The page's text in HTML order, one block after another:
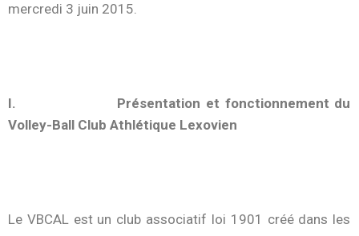
mercredi 3 juin 2015.
I. Présentation et fonctionnement du
Volley-Ball Club Athlétique Lexovien
Le VBCAL est un club associatif loi 1901 créé dans les